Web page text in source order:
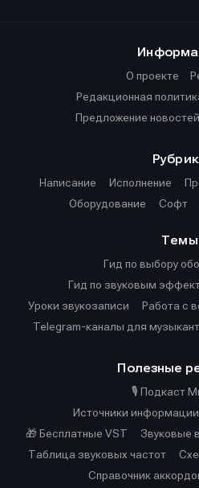
О проекте
Редакционная
Предложение новостей
Написание
Исполнение
Оборудование
Софт
Темы
Гид по выбору
Гид по звуковым
Уроки звукозаписи
Работа с
Telegram-каналы для
Полезные
🎙️ Подкаст
Источники
🎁 Бесплатные VST
Звуковые
Таблица звуковых частот
Справочник